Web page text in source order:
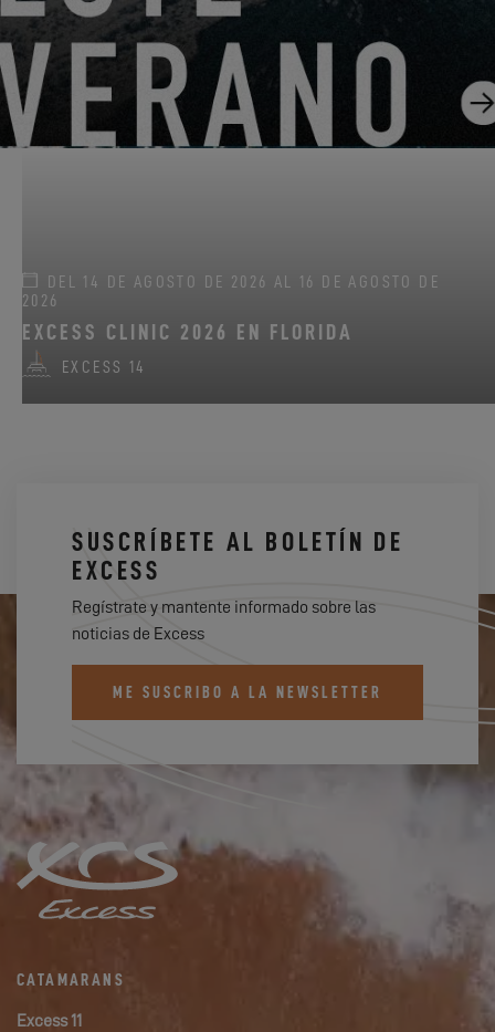
DEL 22 DE JUNIO DE 2026 AL 31 DE AGOSTO DE 2026
¡GO SAILING CON EXCESS ESTE VERANO!
EXCESS 11 -EXCESS 13- EXCESS 14
DEL 14 DE AGOSTO DE 2026 AL 16 DE AGOSTO DE
2026
EXCESS CLINIC 2026 EN FLORIDA
EXCESS 14
SUSCRÍBETE AL BOLETÍN DE
EXCESS
Regístrate y mantente informado sobre las
noticias de Excess
ME SUSCRIBO A LA NEWSLETTER
CATAMARANS
Excess 11